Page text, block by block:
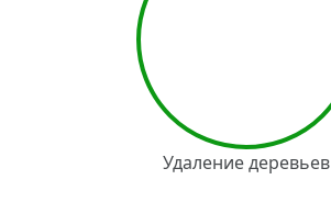
Удаление деревьев